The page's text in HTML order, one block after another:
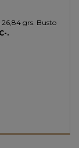
26,84 grs. Busto
.